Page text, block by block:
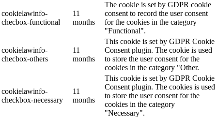
cookielawinfo-
checbox-functional
11
months
The cookie is set by GDPR cookie
consent to record the user consent
for the cookies in the category
"Functional".
cookielawinfo-
checbox-others
11
months
This cookie is set by GDPR Cookie
Consent plugin. The cookie is used
to store the user consent for the
cookies in the category "Other.
cookielawinfo-
checkbox-necessary
11
months
This cookie is set by GDPR Cookie
Consent plugin. The cookies is used
to store the user consent for the
cookies in the category
"Necessary".